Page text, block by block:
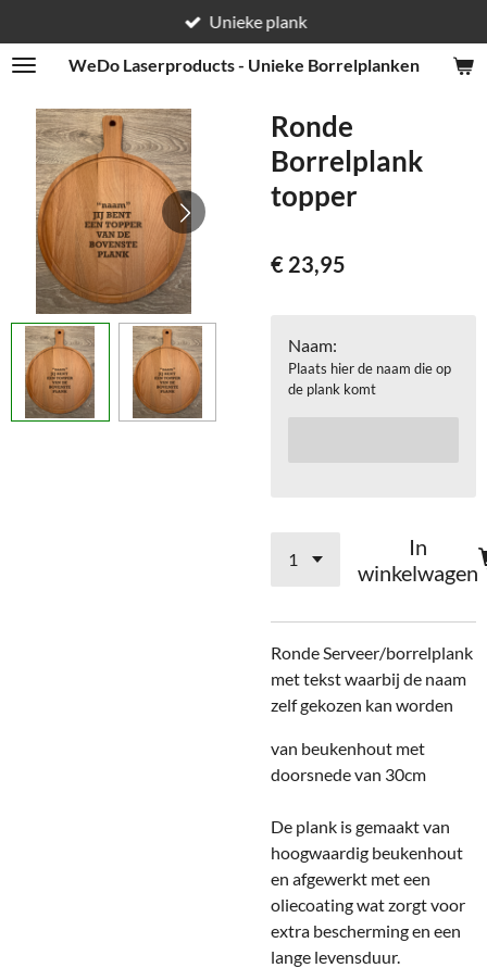
direct
naar
hoofdinhoud
WeDo Laserproducts - Unieke Borrelplanken
Unieke plank
Ronde
Borrelplank
topper
€ 23,95
Naam:
Plaats hier de naam die op
de plank komt
In
winkelwagen
Ronde Serveer/borrelplank
met tekst waarbij de naam
zelf gekozen kan worden
van beukenhout met
doorsnede van 30cm
De plank is gemaakt van
hoogwaardig beukenhout
en afgewerkt met een
oliecoating wat zorgt voor
extra bescherming en een
lange levensduur.